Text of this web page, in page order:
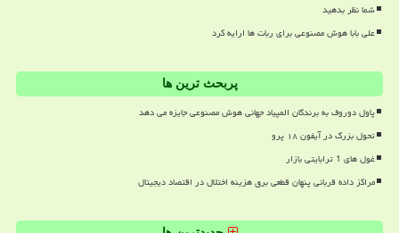
شما نظر بدهید
علی بابا هوش مصنوعی برای ربات ها ارایه کرد
پربحث ترین ها
پاول دوروف به برندگان المپیاد جهانی هوش مصنوعی جایزه می دهد
تحول بزرگ در آیفون ۱۸ پرو
غول های 1 ترابایتی بازار
مراکز داده قربانی پنهان قطعی برق هزینه اختلال در اقتصاد دیجیتال